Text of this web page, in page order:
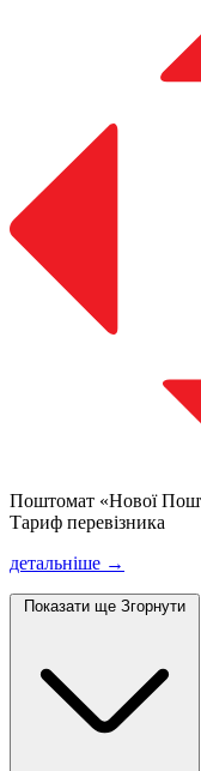
Поштомат «Нової
Тариф перевізника
детальніше →
Показати ще Згорнути